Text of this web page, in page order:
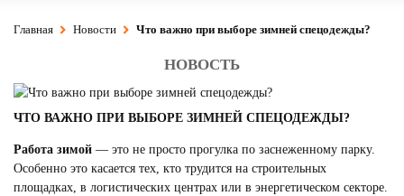
Главная Новости Что важно при выборе зимней спецодежды?
НОВОСТЬ
ЧТО ВАЖНО ПРИ ВЫБОРЕ ЗИМНЕЙ СПЕЦОДЕЖДЫ?
Работа зимой — это не просто прогулка по заснеженному парку.
Особенно это касается тех, кто трудится на строительных
площадках, в логистических центрах или в энергетическом секторе.